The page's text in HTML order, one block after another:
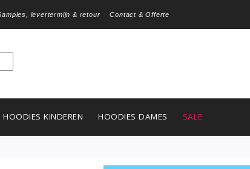
levertermijn & retour Contact & Offerte
HOODIES KINDEREN HOODIES DAMES SALE